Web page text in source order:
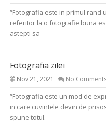
“Fotografia este in primul rand
referitor la o fotografie buna
astepti sa
Fotografia zilei
Nov 21, 2021 No Comments
“Fotografia este un mod de
in care cuvintele devin de
spune totul.